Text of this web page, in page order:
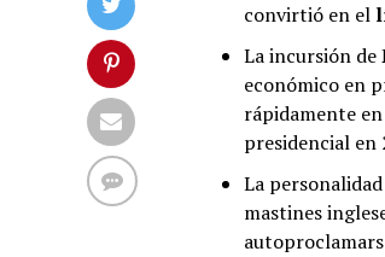
convirtió en el
La incursión de
económico en
rápidamente
presidencial en
La
mastines